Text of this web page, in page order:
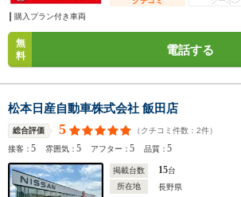
購入プラン付き車両
無
料
電話する
松本日産自動車株式会社 飯田店
総合評価 5 （クチコミ件数： 2件）
接客：5 雰囲気：5 アフター：5 品質：5
掲載台数 15台
所在地
長野県